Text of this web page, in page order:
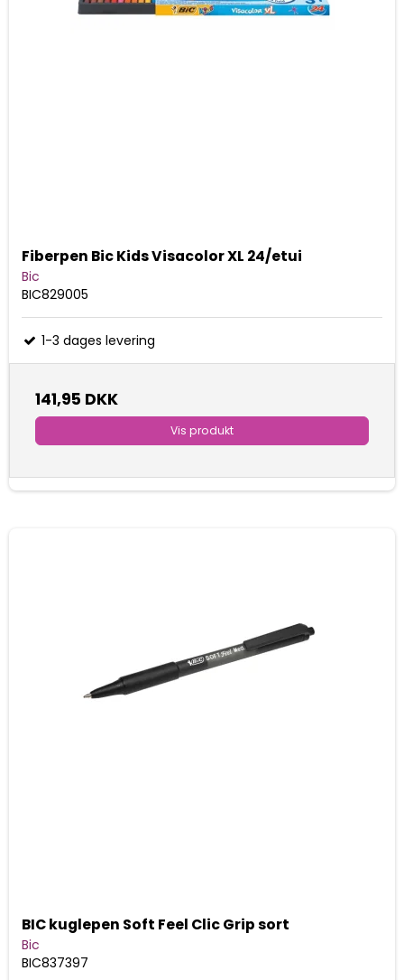
Fiberpen Bic Kids Visacolor XL 24/etui
Bic
BIC829005
1-3 dages levering
141,95 DKK
Vis produkt
BIC kuglepen Soft Feel Clic Grip sort
Bic
BIC837397